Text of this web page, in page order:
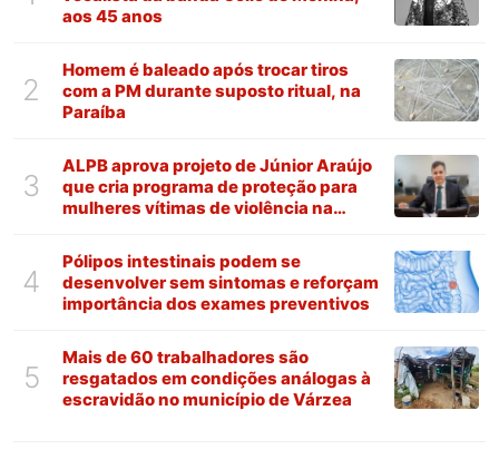
aos 45 anos
2
Homem é baleado após trocar tiros
com a PM durante suposto ritual, na
Paraíba
3
ALPB aprova projeto de Júnior Araújo
que cria programa de proteção para
mulheres vítimas de violência na
4
Pólipos intestinais podem se
desenvolver sem sintomas e reforçam
importância dos exames preventivos
5
Mais de 60 trabalhadores são
resgatados em condições análogas à
escravidão no município de Várzea